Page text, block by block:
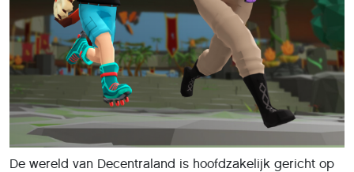
De wereld van Decentraland is hoofdzakelijk gericht op